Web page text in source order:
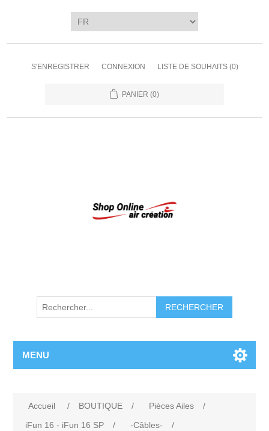
S'ENREGISTRER CONNEXION LISTE DE SOUHAITS (0)
PANIER (0)
RECHERCHER
MENU
Accueil / BOUTIQUE / Pièces Ailes
/
iFun 16 - iFun 16 SP
/ -Câbles-
/